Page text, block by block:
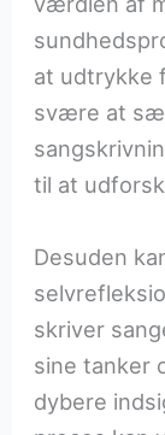
at udtrykke
svære at
til at
Desuden
skriver
sine tanker
dybere